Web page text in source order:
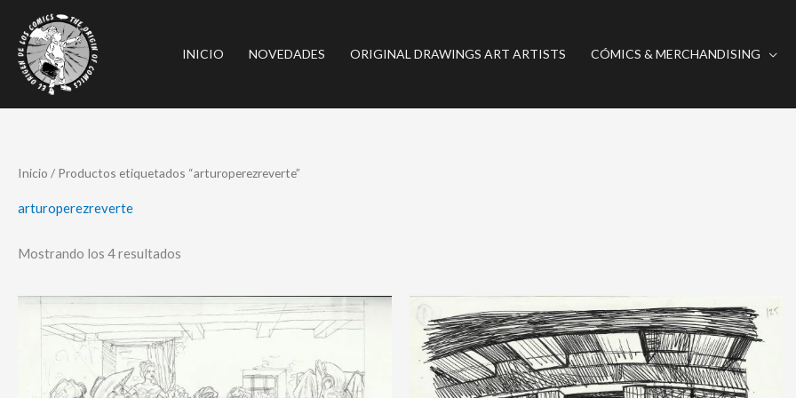
contenido
INICIO NOVEDADES ORIGINAL DRAWINGS ART ARTISTS CÓMICS & MERCHANDISING
Inicio / Productos etiquetados “arturoperezreverte”
arturoperezreverte
Mostrando los 4 resultados
Ordenado
por